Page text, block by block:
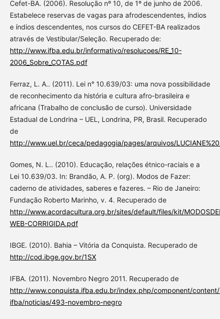
Cefet-BA. (2006). Resolução nº 10, de 1º de junho de 2006.
Estabelece reservas de vagas para afrodescendentes, índios
e índios descendentes, nos cursos do CEFET-BA realizados
através de Vestibular/Seleção. Recuperado de:
http://www.ifba.edu.br/informativo/resolucoes/RE_10-
2006_Sobre_COTAS.pdf
Ferraz, L. A.. (2011). Lei n° 10.639/03: uma nova possibilidade
de reconhecimento da história e cultura afro-brasileira e
africana (Trabalho de conclusão de curso). Universidade
Estadual de Londrina – UEL, Londrina, PR, Brasil. Recuperado
de
http://www.uel.br/ceca/pedagogia/pages/arquivos/
Gomes, N. L.. (2010). Educação, relações étnico-raciais e a
Lei 10.639/03. In: Brandão, A. P. (org). Modos de Fazer:
caderno de atividades, saberes e fazeres. – Rio de Janeiro:
Fundação Roberto Marinho, v. 4. Recuperado de
http://www.acordacultura.org.br/sites/default/files/kit/
WEB-CORRIGIDA.pdf
IBGE. (2010). Bahia – Vitória da Conquista. Recuperado de
http://cod.ibge.gov.br/1SX
IFBA. (2011). Novembro Negro 2011. Recuperado de
http://www.conquista.ifba.edu.br/index.php/component/
ifba/noticias/493-novembro-negro